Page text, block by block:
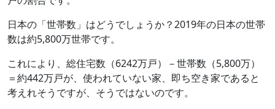
日本の「世帯数」はどうでしょうか？2019年の日本の世帯
数は約5,800万世帯です。
これにより、総住宅数（6242万戸）－世帯数（5,800万）
＝約442万戸が、使われていない家、即ち空き家であると
考えれそうですが、そうではないのです。